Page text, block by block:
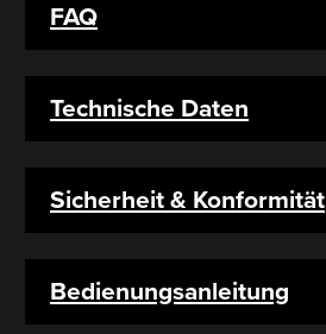
FAQ
Technische Daten
Sicherheit & Konformität
Bedienungsanleitung